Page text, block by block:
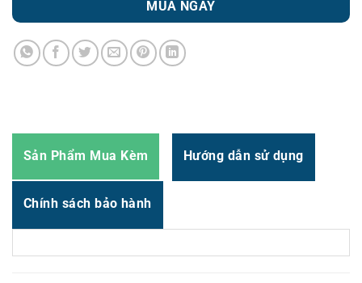
Zalo0987.919.040
Thời gian:Từ 8h-17h30 Thứ 2 đến Thứ 7
MUA NGAY
Sản Phẩm Mua Kèm Hướng dẫn sử dụng
Chính sách bảo hành